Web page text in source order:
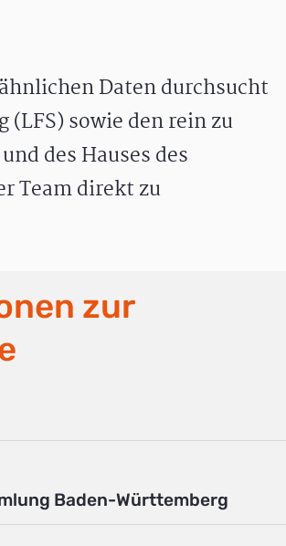
Daten durchsucht
sowie den rein zu
des Hauses des
Team direkt zu
zur
Baden-Württemberg